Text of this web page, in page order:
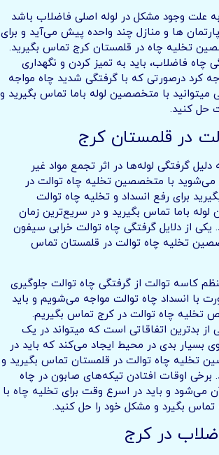
علت وجود مشکل در لوله اصلی فاضلاب باشد
ها و منازل چند واحده پیش می‌آید و برای
تخلیه چاه در قلمستان کرج تماس بگیرید.
چاه فاضلاب، باید به تمیز کردن و نگهداری
کرد درصورتی که با گرفتگی شدید چاه مواجه
میتوانید با متخصصین لوله باما تماس بگیرید و
حل کنید.
در قلمستان کرج
دلیل گرفتگی لوله‌ها در اثر تجمع مواد غیر
می‌شوید با متخصصین تخلیه چاه توالت در
برای رفع انسداد و تخلیه چاه توالت
لوله باما تماس بگیرید و در سریع‌ترین زمان
از دلایل گرفتگی چاه توالت خرابی سیفون
تخلیه چاه توالت در قلمستان تماس
کاسه توالت از گرفتگی چاه توالت جلوگیری
با انسداد چاه توالت مواجه می‌شویم و باید
تخلیه چاه توالت در کرج تماس بگیریم.
از بدترین اتفاقاتی است که میتواند در یک
بسیار بدی در محیط ایجاد می‌کند که باید در
تخلیه چاه توالت در قلمستان تماس بگیرید و
برخی اوقات افتادن تیکه‌های صابون در چاه
می‌شود و باید در اسرع وقت برای تخلیه چاه با
بگیرد و مشکل خود را حل کنید.
در کرج